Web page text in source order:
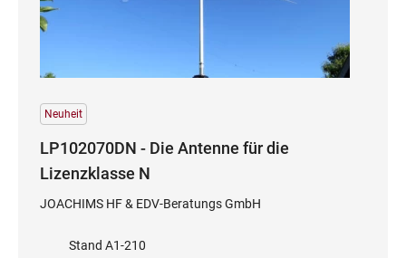
Neuheit
LP102070DN - Die Antenne für die
Lizenzklasse N
JOACHIMS HF & EDV-Beratungs GmbH
Stand A1-210